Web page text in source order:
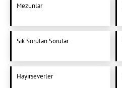
Mezunlar
Sık Sorulan Sorular
Hayırseverler